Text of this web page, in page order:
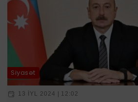
Siyasət
13 IYL 2024 | 12:02